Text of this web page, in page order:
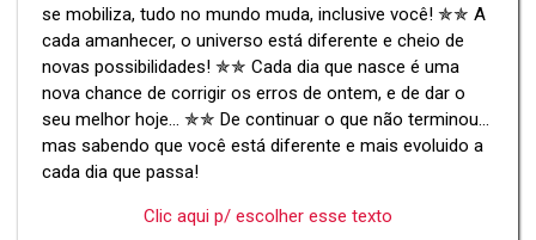
se mobiliza, tudo no mundo muda, inclusive você! ✯✯ A
cada amanhecer, o universo está diferente e cheio de
novas possibilidades! ✯✯ Cada dia que nasce é uma
nova chance de corrigir os erros de ontem, e de dar o
seu melhor hoje... ✯✯ De continuar o que não terminou...
mas sabendo que você está diferente e mais evoluido a
cada dia que passa!
Clic aqui p/ escolher esse texto